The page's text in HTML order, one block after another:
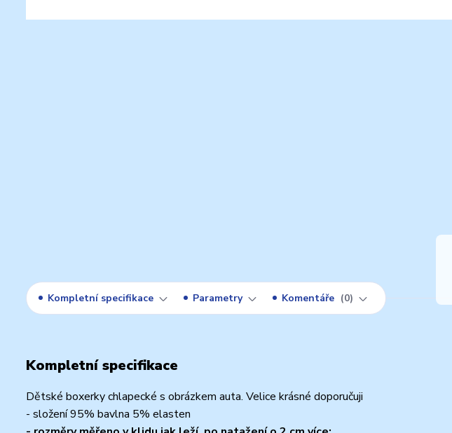
Kompletní specifikace Parametry Komentáře 0
Kompletní specifikace
Dětské boxerky chlapecké s obrázkem auta. Velice krásné doporučuji
- složení 95% bavlna 5% elasten